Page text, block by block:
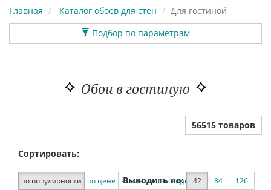
Главная Каталог обоев для стен
Для гостиной
Подбор по параметрам
Обои в гостиную
56515 товаров
Сортировать:
по популярности по цене новинки по скидке
Выводить по: 42 84 126